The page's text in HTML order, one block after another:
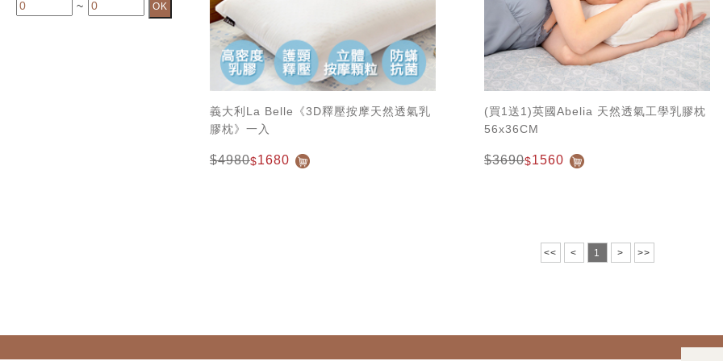
~
義大利La Belle《3D釋壓按摩天然透氣乳
膠枕》一入
$4980$1680
(買1送1)英國Abelia 天然透氣工學乳膠枕
56x36CM
$3690$1560
<< < 1 > >>